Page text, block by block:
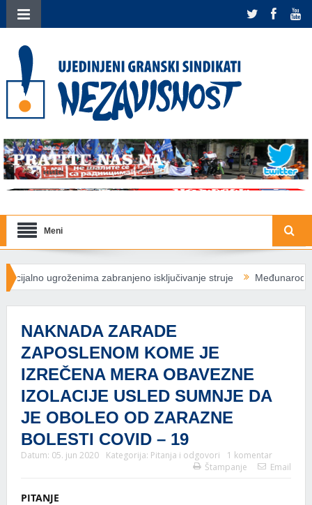
Meni
zabranjeno isključivanje struje Međunarodna solidarnost
NAKNADA ZARADE
ZAPOSLENOM KOME JE
IZREČENA MERA OBAVEZNE
IZOLACIJE USLED SUMNJE DA
JE OBOLEO OD ZARAZNE
BOLESTI COVID – 19
Datum: 05. jun 2020 Kategorija: Pitanja i odgovori
1 komentar
Štampanje
Email
PITANJE